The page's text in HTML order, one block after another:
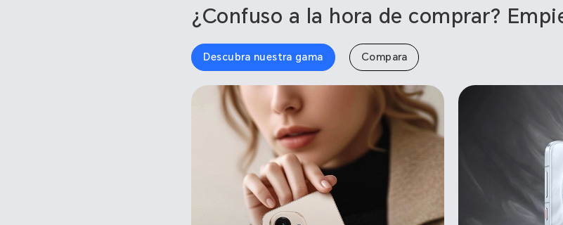
¿Confuso a la hora de comprar?
Descubra nuestra gama Compara